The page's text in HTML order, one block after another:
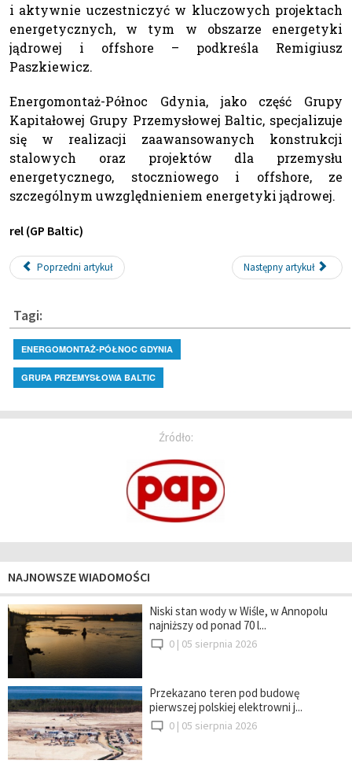
i aktywnie uczestniczyć w kluczowych projektach
energetycznych, w tym w obszarze energetyki
jądrowej i offshore – podkreśla Remigiusz
Paszkiewicz.
Energomontaż-Północ Gdynia, jako część Grupy
Kapitałowej Grupy Przemysłowej Baltic, specjalizuje
się w realizacji zaawansowanych konstrukcji
stalowych oraz projektów dla przemysłu
energetycznego, stoczniowego i offshore, ze
szczególnym uwzględnieniem energetyki jądrowej.
rel (GP Baltic)
Poprzedni artykuł Następny artykuł
Tagi:
ENERGOMONTAŻ-PÓŁNOC GDYNIA
GRUPA PRZEMYSŁOWA BALTIC
Źródło:
NAJNOWSZE WIADOMOŚCI
Niski stan wody w Wiśle, w Annopolu
najniższy od ponad 70 l...
0 | 05 sierpnia 2026
Przekazano teren pod budowę
pierwszej polskiej elektrowni j...
0 | 05 sierpnia 2026